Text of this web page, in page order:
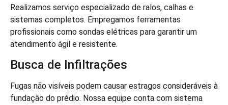
Realizamos serviço especializado de ralos, calhas e
sistemas completos. Empregamos ferramentas
profissionais como sondas elétricas para garantir um
atendimento ágil e resistente.
Busca de Infiltrações
Fugas não visíveis podem causar estragos consideráveis à
fundação do prédio. Nossa equipe conta com sistema